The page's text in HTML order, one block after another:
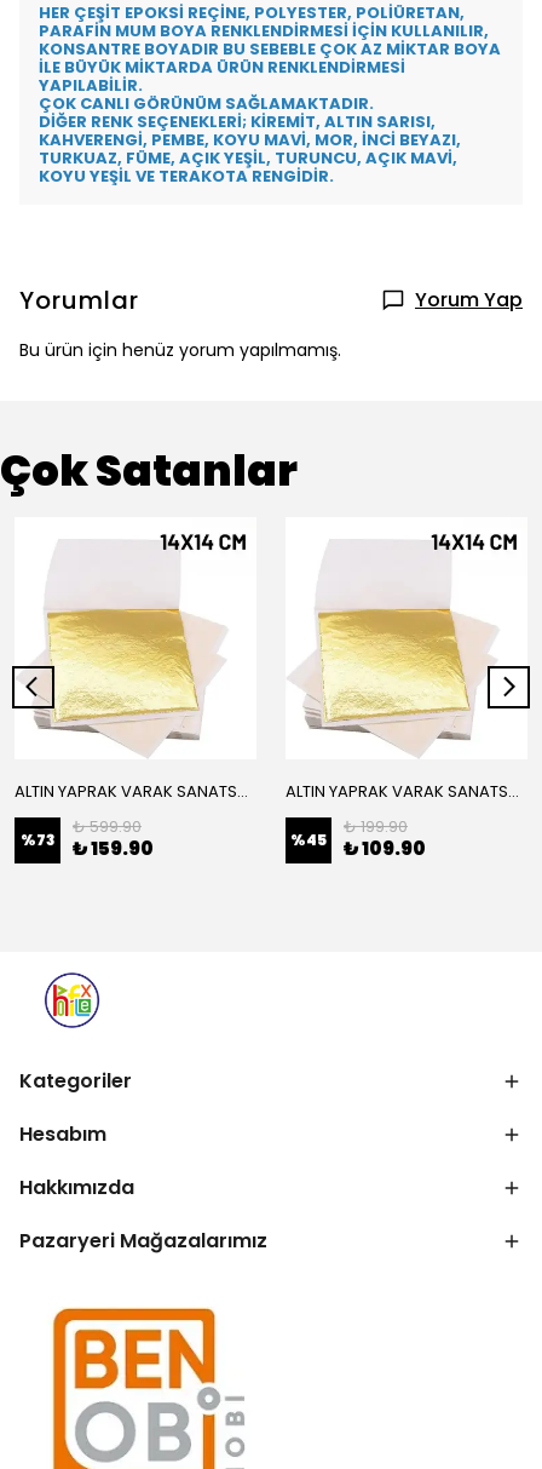
HER ÇEŞİT EPOKSİ REÇİNE, POLYESTER, POLİÜRETAN,
PARAFİN MUM BOYA RENKLENDİRMESİ İÇİN KULLANILIR,
KONSANTRE BOYADIR BU SEBEBLE ÇOK AZ MİKTAR BOYA
İLE BÜYÜK MİKTARDA ÜRÜN RENKLENDİRMESİ
YAPILABİLİR.
ÇOK CANLI GÖRÜNÜM SAĞLAMAKTADIR.
DİĞER RENK SEÇENEKLERİ; KİREMİT, ALTIN SARISI,
KAHVERENGİ, PEMBE, KOYU MAVİ, MOR, İNCİ BEYAZI,
TURKUAZ, FÜME, AÇIK YEŞİL, TURUNCU, AÇIK MAVİ,
KOYU YEŞİL VE TERAKOTA RENGİDİR.
Yorumlar Yorum Yap
Bu ürün için henüz yorum yapılmamış.
Çok Satanlar
ALTIN YAPRAK VARAK SANATSAL BÜYÜK BOY FOLYO EPOKSİ REÇİNE NAİL ART 16 ADET 14X14 CM ALTIN RENK
%73
₺ 599.90
₺ 159.90
ALTIN YAPRAK VARAK SANATSAL BÜYÜK BOY FOLYO EPOKSİ REÇİNE NAİL ART 8 ADET ALTIN RENK 14X14 CM
%45
₺ 199.90
₺ 109.90
Kategoriler
Hesabım
Hakkımızda
Pazaryeri Mağazalarımız